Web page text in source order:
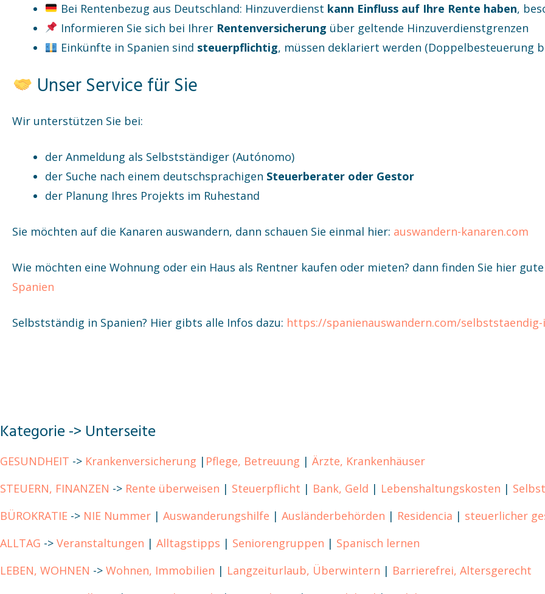
Bei Rentenbezug aus Deutschland: Hinzuverdienst kann Einfluss auf Ihre Rente haben,
Informieren Sie sich bei Ihrer Rentenversicherung über geltende Hinzuverdienstgrenzen
Einkünfte in Spanien sind steuerpflichtig, müssen deklariert werden (Doppelbesteuerung
Unser Service für Sie
Wir unterstützen Sie bei:
der Anmeldung als Selbstständiger (Autónomo)
der Suche nach einem deutschsprachigen Steuerberater oder Gestor
der Planung Ihres Projekts im Ruhestand
Sie möchten auf die Kanaren auswandern, dann schauen Sie einmal hier: auswandern-kanaren.com
Wie möchten eine Wohnung oder ein Haus als Rentner kaufen oder mieten? dann finden Sie hier
Spanien
Selbstständig in Spanien? Hier gibts alle Infos dazu: https://spanienauswandern.com/
Kategorie -> Unterseite
GESUNDHEIT -> Krankenversicherung | Pflege, Betreuung | Ärzte, Krankenhäuser
STEUERN, FINANZEN -> Rente überweisen | Steuerpflicht | Bank, Geld | Lebenshaltungskosten |
BÜROKRATIE -> NIE Nummer | Auswanderungshilfe | Ausländerbehörden | Residencia | steuerlicher
ALLTAG -> Veranstaltungen | Alltagstipps | Seniorengruppen | Spanisch lernen
LEBEN, WOHNEN -> Wohnen, Immobilien | Langzeiturlaub, Überwintern | Barrierefrei, Altersgerecht